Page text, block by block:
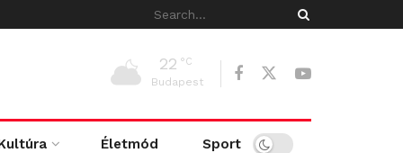
22 °C
Budapest
Életmód Sport